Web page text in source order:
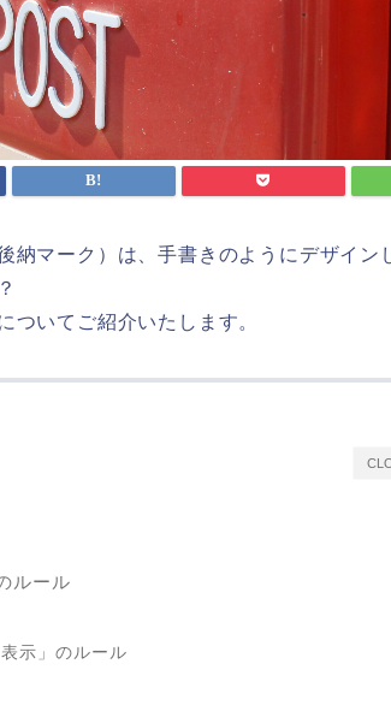
納マーク）は、手書きのようにデザイン
ついてご紹介いたします。
ルール
示」のルール